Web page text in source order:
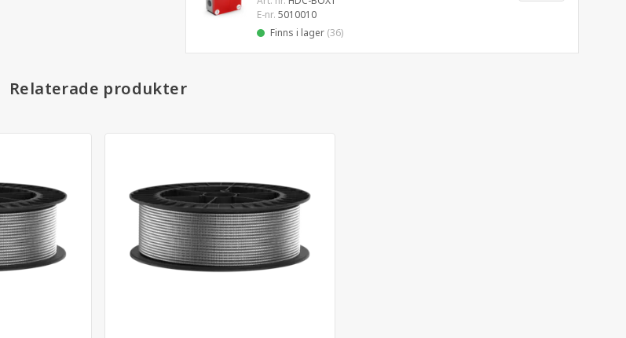
E-nr. 5010010
Finns i lager (36)
Relaterade produkter